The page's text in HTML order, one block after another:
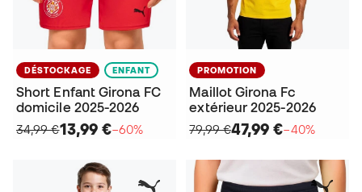
DÉSTOCKAGE ENFANT
Short Enfant Girona FC
domicile 2025-2026
34,99 €13,99 €−60%
PROMOTION
Maillot Girona Fc
extérieur 2025-2026
79,99 €47,99 €−40%